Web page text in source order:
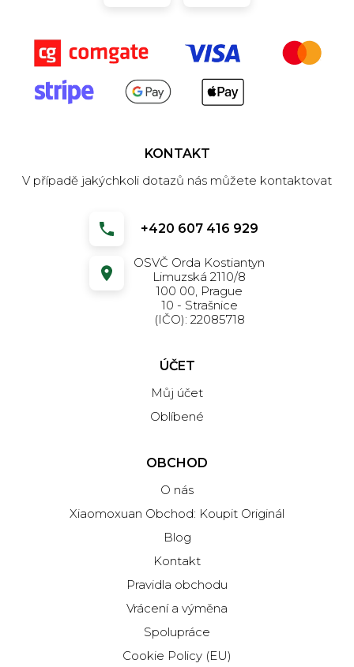
KONTAKT
V případě jakýchkoli dotazů nás můžete kontaktovat
+420 607 416 929
OSVČ Orda Kostiantyn
Limuzská 2110/8
100 00, Prague
10 - Strašnice
(IČO): 22085718
ÚČET
Můj účet
Oblíbené
OBCHOD
O nás
Xiaomoxuan Obchod: Koupit Originál
Blog
Kontakt
Pravidla obchodu
Vrácení a výměna
Spolupráce
Cookie Policy (EU)